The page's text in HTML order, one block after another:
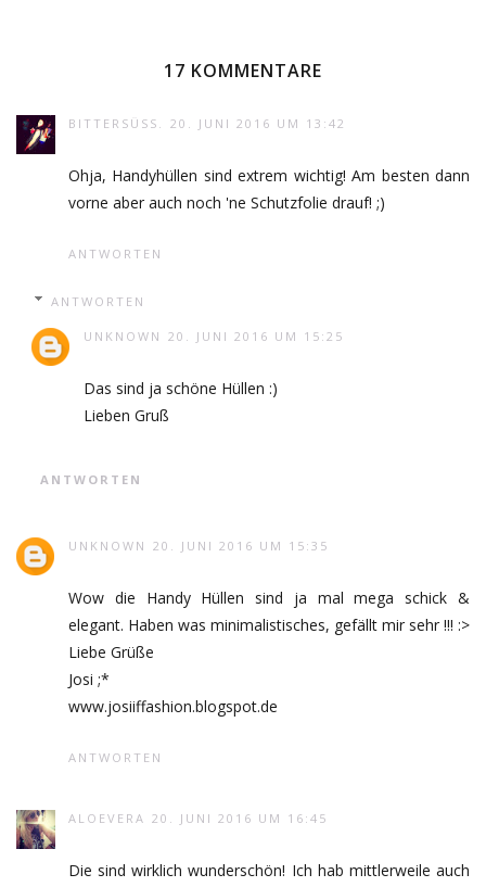
17 KOMMENTARE
BITTERSÜSS. 20. JUNI 2016 UM 13:42
Ohja, Handyhüllen sind extrem wichtig! Am besten dann
vorne aber auch noch 'ne Schutzfolie drauf! ;)
ANTWORTEN
ANTWORTEN
UNKNOWN 20. JUNI 2016 UM 15:25
Das sind ja schöne Hüllen :)
Lieben Gruß
ANTWORTEN
UNKNOWN 20. JUNI 2016 UM 15:35
Wow die Handy Hüllen sind ja mal mega schick &
elegant. Haben was minimalistisches, gefällt mir sehr !!! :>
Liebe Grüße
Josi ;*
www.josiiffashion.blogspot.de
ANTWORTEN
ALOEVERA 20. JUNI 2016 UM 16:45
Die sind wirklich wunderschön! Ich hab mittlerweile auch